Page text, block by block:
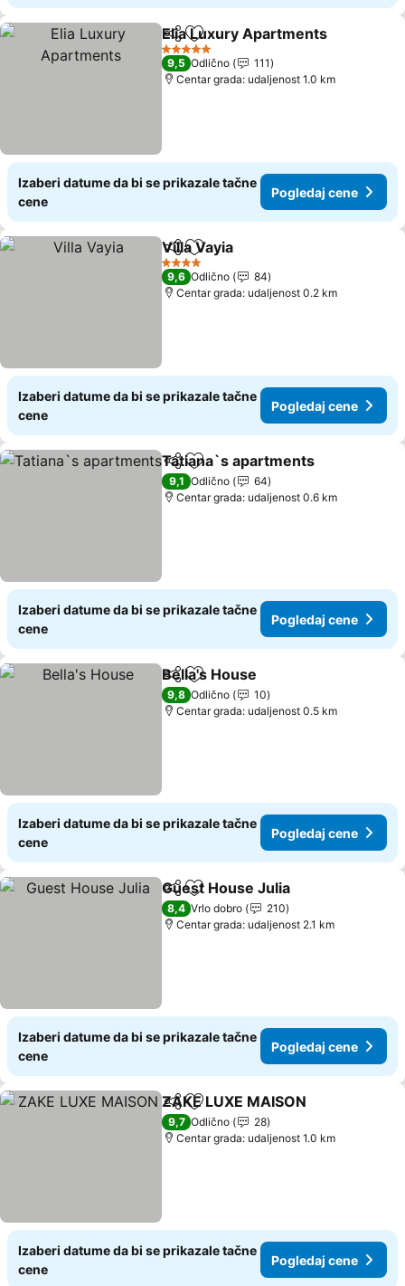
Deli Dodati u favorite
Elia Luxury Apartments
5 Zvezdice
9,5 Odlično
111
Centar grada: udaljenost 1.0 km
Izaberi datume da bi se prikazale tačne
cene
Pogledaj cene
Deli Dodati u favorite
Villa Vayia
4 Zvezdice
9,6 Odlično
84
Centar grada: udaljenost 0.2 km
Izaberi datume da bi se prikazale tačne
cene
Pogledaj cene
Deli Dodati u favorite
Tatiana`s apartments
9,1 Odlično
64
Centar grada: udaljenost 0.6 km
Izaberi datume da bi se prikazale tačne
cene
Pogledaj cene
Deli Dodati u favorite
Bella's House
9,8 Odlično
10
Centar grada: udaljenost 0.5 km
Izaberi datume da bi se prikazale tačne
cene
Pogledaj cene
Deli Dodati u favorite
Guest House Julia
8,4 Vrlo dobro
210
Centar grada: udaljenost 2.1 km
Izaberi datume da bi se prikazale tačne
cene
Pogledaj cene
Deli Dodati u favorite
ZAKE LUXE MAISON
9,7 Odlično
28
Centar grada: udaljenost 1.0 km
Izaberi datume da bi se prikazale tačne
cene
Pogledaj cene